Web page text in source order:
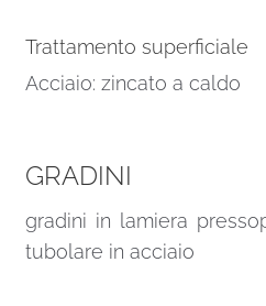
Trattamento superficiale
Acciaio: zincato a caldo
GRADINI
gradini in lamiera
tubolare in acciaio